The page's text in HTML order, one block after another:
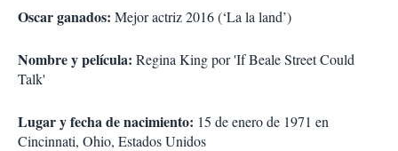
Oscar ganados: Mejor actriz 2016 (‘La la land’)
Nombre y película: Regina King por 'If Beale Street Could
Talk'
Lugar y fecha de nacimiento: 15 de enero de 1971 en
Cincinnati, Ohio, Estados Unidos